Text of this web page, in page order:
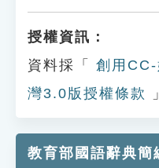
授權資訊：
資料採「
創用
灣3.0版授權條款
教育部國語辭典簡